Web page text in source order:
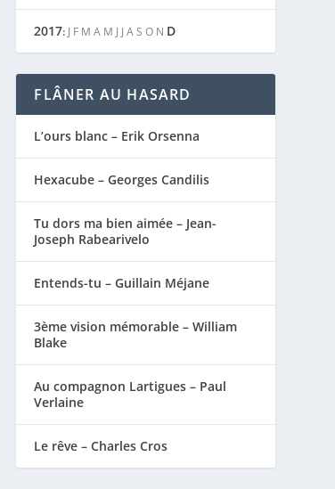
2017: J F M A M J J AS O N D
FLÂNER AU HASARD
L’ours blanc – Erik Orsenna
Hexacube – Georges Candilis
Tu dors ma bien aimée – Jean-
Joseph Rabearivelo
Entends-tu – Guillain Méjane
3ème vision mémorable – William
Blake
Au compagnon Lartigues – Paul
Verlaine
Le rêve – Charles Cros